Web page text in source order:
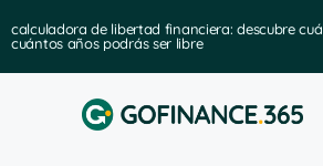
calculadora de libertad financiera: descubre
cuántos años podrás ser libre